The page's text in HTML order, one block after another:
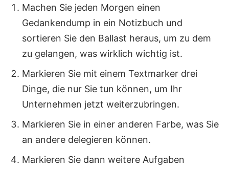
Machen Sie jeden Morgen einen
Gedankendump in ein Notizbuch und
sortieren Sie den Ballast heraus, um zu dem
zu gelangen, was wirklich wichtig ist.
Markieren Sie mit einem Textmarker drei
Dinge, die nur Sie tun können, um Ihr
Unternehmen jetzt weiterzubringen.
Markieren Sie in einer anderen Farbe, was Sie
an andere delegieren können.
Markieren Sie dann weitere Aufgaben